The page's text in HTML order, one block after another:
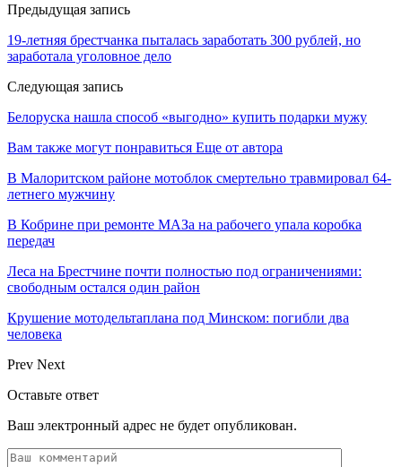
Предыдущая запись
19-летняя брестчанка пыталась заработать 300 рублей, но
заработала уголовное дело
Следующая запись
Белоруска нашла способ «выгодно» купить подарки мужу
Вам также могут понравиться Еще от автора
В Малоритском районе мотоблок смертельно травмировал 64-
летнего мужчину
В Кобрине при ремонте МАЗа на рабочего упала коробка
передач
Леса на Брестчине почти полностью под ограничениями:
свободным остался один район
Крушение мотодельтаплана под Минском: погибли два
человека
Prev Next
Оставьте ответ
Ваш электронный адрес не будет опубликован.